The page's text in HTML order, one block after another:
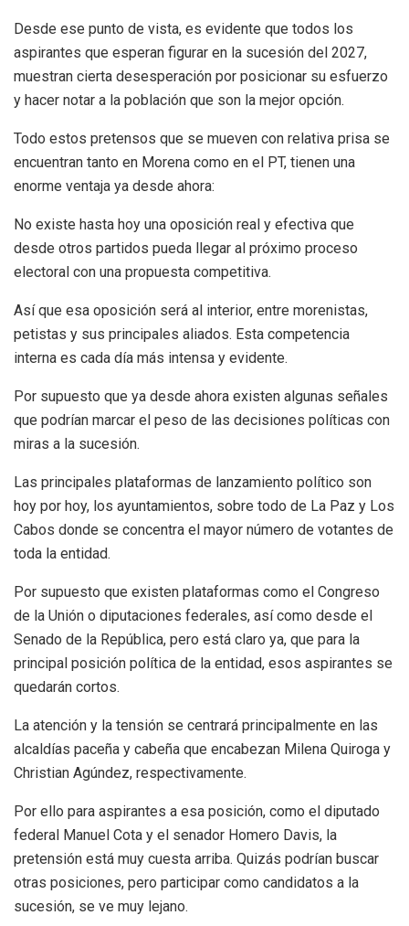
Desde ese punto de vista, es evidente que todos los
aspirantes que esperan figurar en la sucesión del 2027,
muestran cierta desesperación por posicionar su esfuerzo
y hacer notar a la población que son la mejor opción.
Todo estos pretensos que se mueven con relativa prisa se
encuentran tanto en Morena como en el PT, tienen una
enorme ventaja ya desde ahora:
No existe hasta hoy una oposición real y efectiva que
desde otros partidos pueda llegar al próximo proceso
electoral con una propuesta competitiva.
Así que esa oposición será al interior, entre morenistas,
petistas y sus principales aliados. Esta competencia
interna es cada día más intensa y evidente.
Por supuesto que ya desde ahora existen algunas señales
que podrían marcar el peso de las decisiones políticas con
miras a la sucesión.
Las principales plataformas de lanzamiento político son
hoy por hoy, los ayuntamientos, sobre todo de La Paz y Los
Cabos donde se concentra el mayor número de votantes de
toda la entidad.
Por supuesto que existen plataformas como el Congreso
de la Unión o diputaciones federales, así como desde el
Senado de la República, pero está claro ya, que para la
principal posición política de la entidad, esos aspirantes se
quedarán cortos.
La atención y la tensión se centrará principalmente en las
alcaldías paceña y cabeña que encabezan Milena Quiroga y
Christian Agúndez, respectivamente.
Por ello para aspirantes a esa posición, como el diputado
federal Manuel Cota y el senador Homero Davis, la
pretensión está muy cuesta arriba. Quizás podrían buscar
otras posiciones, pero participar como candidatos a la
sucesión, se ve muy lejano.